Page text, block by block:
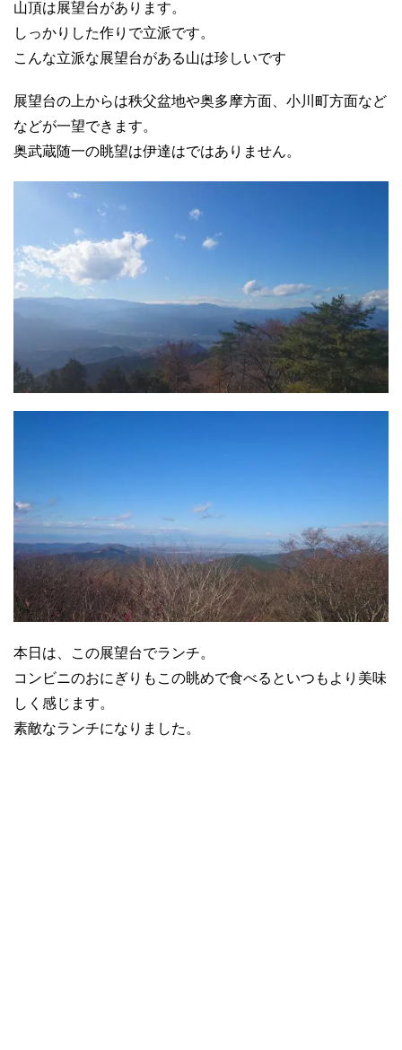
山頂は展望台があります。
しっかりした作りで立派です。
こんな立派な展望台がある山は珍しいです
展望台の上からは秩父盆地や奥多摩方面、小川町方面など
などが一望できます。
奥武蔵随一の眺望は伊達はではありません。
本日は、この展望台でランチ。
コンビニのおにぎりもこの眺めで食べるといつもより美味
しく感じます。
素敵なランチになりました。